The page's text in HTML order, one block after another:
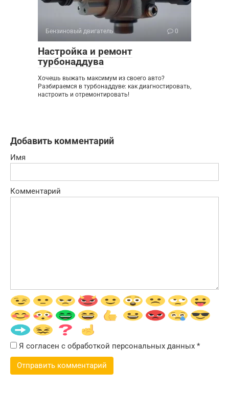
Бензиновый двигатель 0
Настройка и ремонт
турбонаддува
Хочешь выжать максимум из своего авто?
Разбираемся в турбонаддуве: как диагностировать,
настроить и отремонтировать!
Добавить комментарий
Имя
Комментарий
Я согласен с обработкой персональных данных *